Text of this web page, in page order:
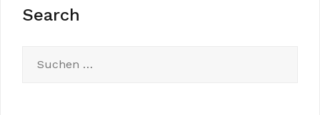
Search
nach: